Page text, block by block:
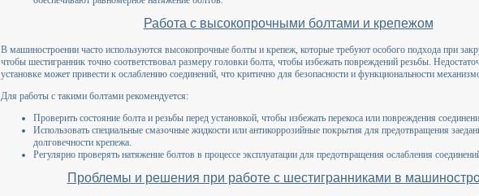
Работа с высокопрочными болтами и крепежом
В машиностроении часто используются высокопрочные болты и крепеж, которые требуют особого подхода при
чтобы шестигранник точно соответствовал размеру головки болта, чтобы избежать повреждений резьбы.
установке может привести к ослаблению соединений, что критично для безопасности и функциональности
Для работы с такими болтами рекомендуется:
Проверить состояние болта и резьбы перед установкой, чтобы избежать перекоса или повреждения
Использовать специальные смазочные жидкости или антикоррозийные покрытия для предотвращения
долговечности крепежа.
Регулярно проверять натяжение болтов в процессе эксплуатации для предотвращения ослабления
Проблемы и решения при работе с шестигранниками в